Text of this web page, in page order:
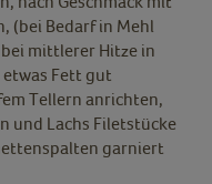
(bei Bedarf in Mehl
mittlerer Hitze in
Fett gut
Tellern anrichten,
und Lachs Filetstücke
garniert